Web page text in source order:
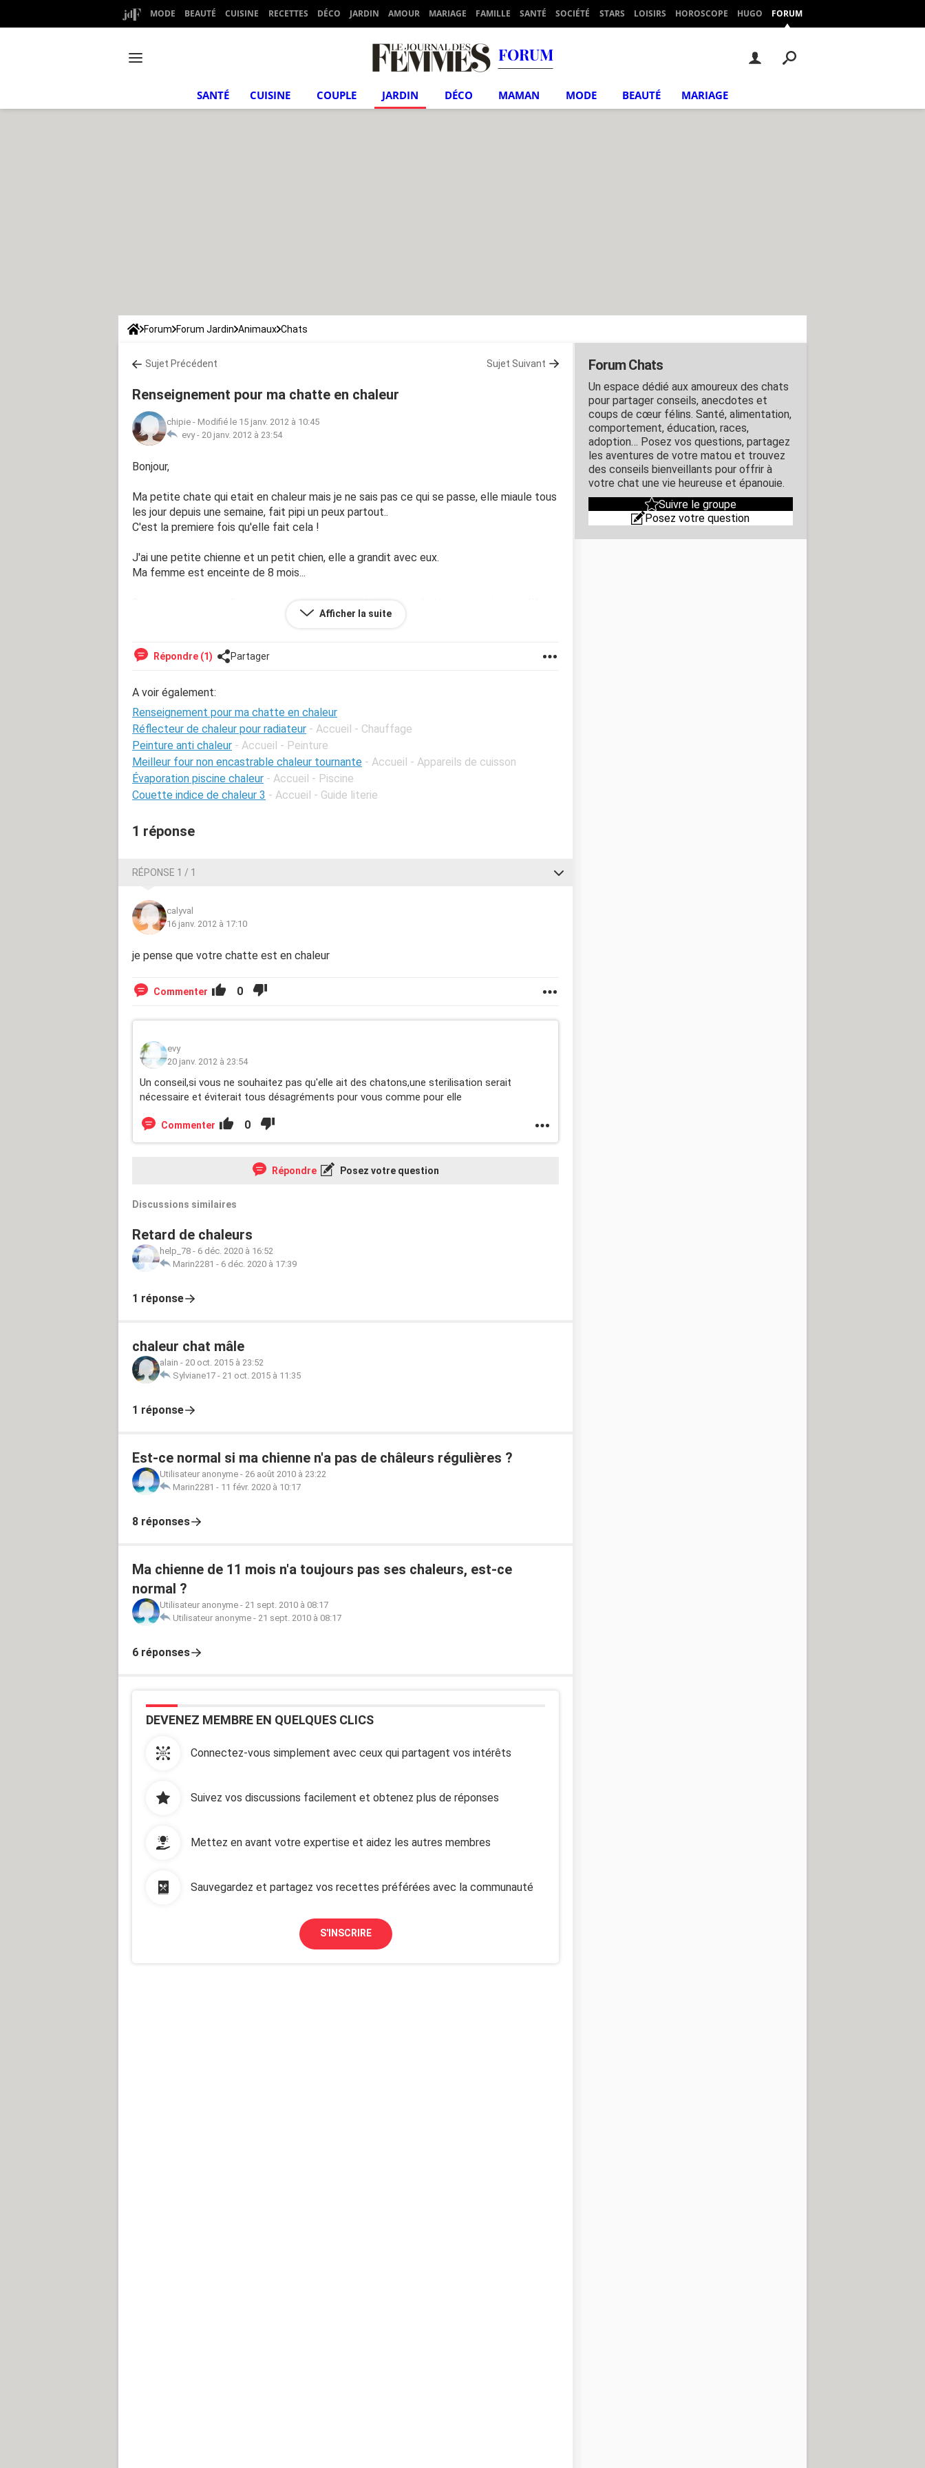
MODE BEAUTÉ CUISINE RECETTES DÉCO JARDIN AMOUR MARIAGE FAMILLE SANTÉ SOCIÉTÉ STARS LOISIRS HOROSCOPE HUGO FORUM
FORUM
SANTÉ CUISINE COUPLE JARDIN DÉCO MAMAN MODE BEAUTÉ MARIAGE
Forum Forum Jardin Animaux Chats
Sujet Précédent Sujet Suivant
Renseignement pour ma chatte en chaleur
chipie - Modifié le 15 janv. 2012 à 10:45
evy - 20 janv. 2012 à 23:54
Bonjour,
Ma petite chate qui etait en chaleur mais je ne sais pas ce qui se passe, elle miaule tous
les jour depuis une semaine, fait pipi un peux partout..
C'est la premiere fois qu'elle fait cela !
J'ai une petite chienne et un petit chien, elle a grandit avec eux.
Ma femme est enceinte de 8 mois...
Si vous pouviez me dire ce qui se passe avec cette petite chatte, sa cerait super !!!
Afficher la suite
Répondre (1) Partager
A voir également:
Renseignement pour ma chatte en chaleur
Réflecteur de chaleur pour radiateur - Accueil - Chauffage
Peinture anti chaleur - Accueil - Peinture
Meilleur four non encastrable chaleur tournante - Accueil - Appareils de cuisson
Évaporation piscine chaleur - Accueil - Piscine
Couette indice de chaleur 3 - Accueil - Guide literie
1 réponse
RÉPONSE 1 / 1
calyval
16 janv. 2012 à 17:10
je pense que votre chatte est en chaleur
Commenter 0
evy
20 janv. 2012 à 23:54
Un conseil,si vous ne souhaitez pas qu'elle ait des chatons,une sterilisation serait
nécessaire et éviterait tous désagréments pour vous comme pour elle
Commenter 0
Répondre Posez votre question
Discussions similaires
Retard de chaleurs
help_78 - 6 déc. 2020 à 16:52
Marin2281 - 6 déc. 2020 à 17:39
1 réponse
chaleur chat mâle
alain - 20 oct. 2015 à 23:52
Sylviane17 - 21 oct. 2015 à 11:35
1 réponse
Est-ce normal si ma chienne n'a pas de châleurs régulières ?
Utilisateur anonyme - 26 août 2010 à 23:22
Marin2281 - 11 févr. 2020 à 10:17
8 réponses
Ma chienne de 11 mois n'a toujours pas ses chaleurs, est-ce
normal ?
Utilisateur anonyme - 21 sept. 2010 à 08:17
Utilisateur anonyme - 21 sept. 2010 à 08:17
6 réponses
DEVENEZ MEMBRE EN QUELQUES CLICS
Connectez-vous simplement avec ceux qui partagent vos intérêts
Suivez vos discussions facilement et obtenez plus de réponses
Mettez en avant votre expertise et aidez les autres membres
Sauvegardez et partagez vos recettes préférées avec la communauté
S'INSCRIRE
Forum Chats
Un espace dédié aux amoureux des chats
pour partager conseils, anecdotes et
coups de cœur félins. Santé, alimentation,
comportement, éducation, races,
adoption… Posez vos questions, partagez
les aventures de votre matou et trouvez
des conseils bienveillants pour offrir à
votre chat une vie heureuse et épanouie.
Suivre le groupe
Posez votre question